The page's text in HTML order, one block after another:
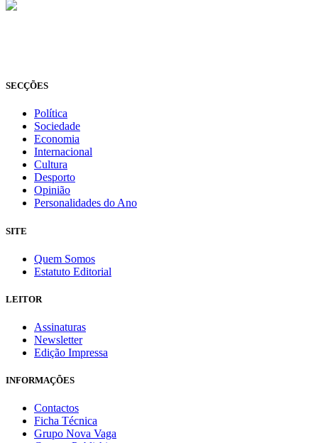
SECÇÕES
Política
Sociedade
Economia
Internacional
Cultura
Desporto
Opinião
Personalidades do Ano
SITE
Quem Somos
Estatuto Editorial
LEITOR
Assinaturas
Newsletter
Edição Impressa
INFORMAÇÕES
Contactos
Ficha Técnica
Grupo Nova Vaga